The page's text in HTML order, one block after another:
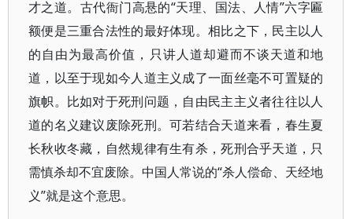
才之道。古代衙门高悬的“天理、国法、人情”六字匾
额便是三重合法性的最好体现。相比之下，民主以人
的自由为最高价值，只讲人道却避而不谈天道和地
道，以至于现如今人道主义成了一面丝毫不可置疑的
旗帜。比如对于死刑问题，自由民主主义者往往以人
道的名义建议废除死刑。可若结合天道来看，春生夏
长秋收冬藏，自然规律有生有杀，死刑合乎天道，只
需慎杀却不宜废除。中国人常说的“杀人偿命、天经地
义”就是这个意思。